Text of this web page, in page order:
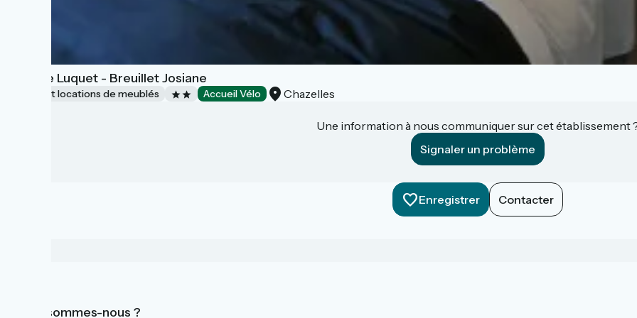
Gîte Le Luquet - Breuillet Josiane
Gîtes et locations de meublés Accueil Vélo Chazelles
Une information à nous communiquer sur cet établissement
Signaler un problème
Enregistrer Contacter
Qui sommes-nous ?